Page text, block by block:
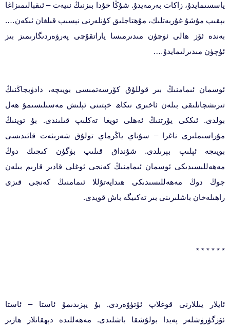
ياسسىمايدۇ، زاكات بەرمەيدۇ. شۇڭا خۇدا بىزنىڭ نىيەت – ئىقبالىمىزاغا
بېقىپ مۇشۇ غۇربەتلىك، مۇھتاجلىق كۈنلەرنى نېسىپ قىلغان ئىكەن….
بەندە ئۆز ھالى ئۈچۈن مىدىرمىسا ياراتقۇچى پەرۋەردىگارىمىز بىز
ئۈچۈن مىدىرلىمايدۇ….
ئوسمان ئىمامنىڭ بىر قوللۇق كۆرسەتمىسى بويىچە، دادۈيجاڭنىڭ
تىرىشچانلىقى بىلەن ئاخىرى نىكاھ خېتىنى ئېلىش مەسىلىسىمۇ ھەل
بولدى. ئىككى يۇرتنىڭ ئەھلى تويغا تەكلىپ قىلىندى. بۇ توينىڭ
مۇراسىملىرى ناغرا – سۇناي ياڭرماي تولۇق شەرىئەت قائىدىسى
بويىچە ئېلىپ بېرىلدى. شۇنداق قىلىپ بۈگۈن كىچىك دوڭ
مەھەللىسىدىكى ئوسمان ئىمامنىڭ كەنجى ئوغلى قادىر قارىم بىلەن
چوڭ دوڭ مەھەللىسىدىكى ھىدايەتۇللا ئىمامنىڭ كەنجى قىزى
راھىلەخان باشلىرىنى بىر تەكىيگە باش قويدى.
* * * * * *
ئايلار يىللارنى قوغلاپ ئۆتۈۋەردى. بۇ يېزىدىمۇ ئاستا – ئاستا
ئۆزگۈرۈشلەر پەيدا بولۇشقا باشلىدى. مەھەللىدە دېھقانلار ھازىر